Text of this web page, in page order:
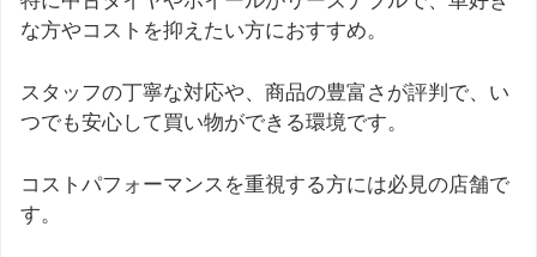
な方やコストを抑えたい方におすすめ。
スタッフの丁寧な対応や、商品の豊富さが評判で、い
つでも安心して買い物ができる環境です。
コストパフォーマンスを重視する方には必見の店舗で
す。